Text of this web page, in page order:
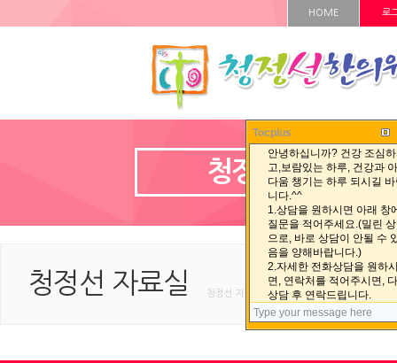
HOME 로
청정선 자료실
청정선 자료실 청정선 자료실 < 청정선 자료실 < HOME
Tocplus